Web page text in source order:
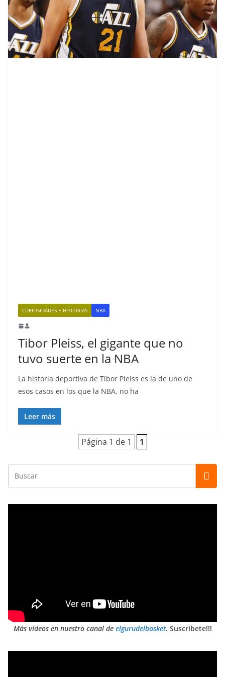
CURIOSIDADES E HISTORIAS NBA
Tibor Pleiss, el gigante que no
tuvo suerte en la NBA
La historia deportiva de Tibor Pleiss es la de uno de
esos casos en los que la NBA, no ha
Leer más
Página 1 de 1 1
Más vídeos en nuestro canal de elgurudelbasket. Suscríbete!!!